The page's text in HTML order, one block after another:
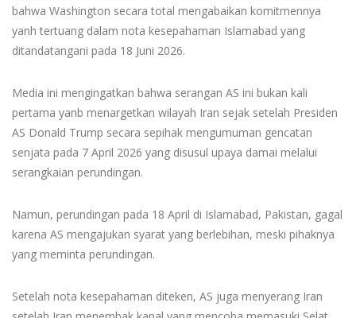
bahwa Washington secara total mengabaikan komitmennya
yanh tertuang dalam nota kesepahaman Islamabad yang
ditandatangani pada 18 Juni 2026.
Media ini mengingatkan bahwa serangan AS ini bukan kali
pertama yanb menargetkan wilayah Iran sejak setelah Presiden
AS Donald Trump secara sepihak mengumuman gencatan
senjata pada 7 April 2026 yang disusul upaya damai melalui
serangkaian perundingan.
Namun, perundingan pada 18 April di Islamabad, Pakistan, gagal
karena AS mengajukan syarat yang berlebihan, meski pihaknya
yang meminta perundingan.
Setelah nota kesepahaman diteken, AS juga menyerang Iran